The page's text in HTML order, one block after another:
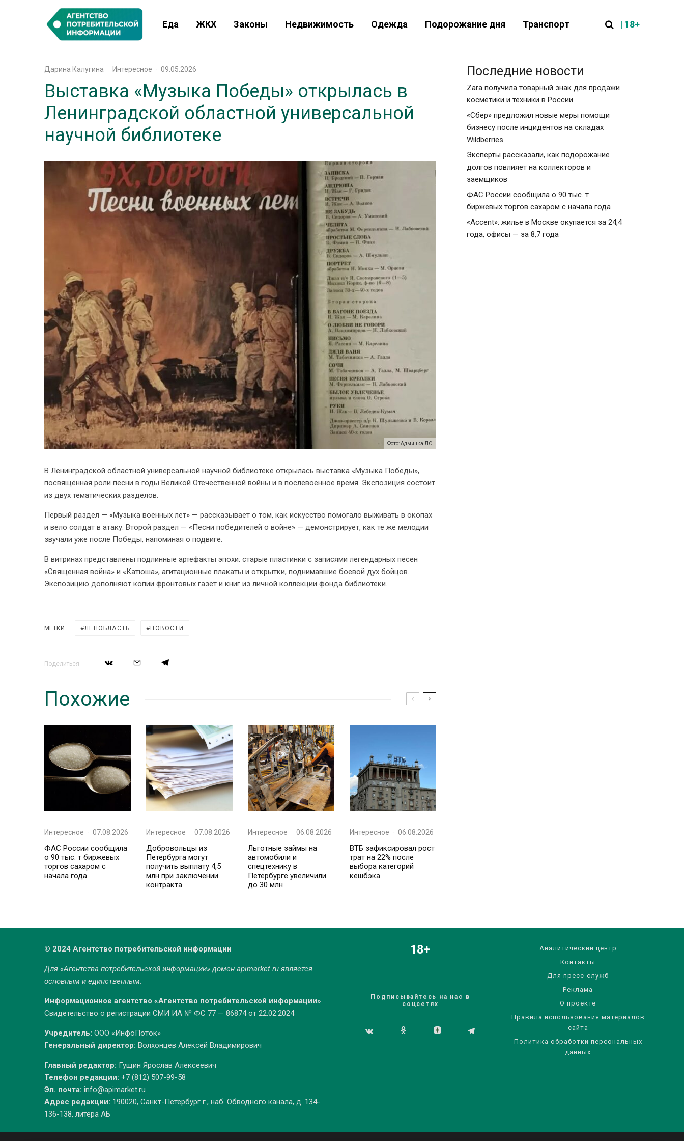
Еда ЖКХ Законы Недвижимость Одежда Подорожание дня Транспорт | 18+
Дарина Калугина · Интересное · 09.05.2026
Выставка «Музыка Победы» открылась в
Ленинградской областной универсальной
научной библиотеке
Фото: Админка ЛО
В Ленинградской областной универсальной научной библиотеке открылась выставка «Музыка Победы»,
посвящённая роли песни в годы Великой Отечественной войны и в послевоенное время. Экспозиция состоит
из двух тематических разделов.
Первый раздел — «Музыка военных лет» — рассказывает о том, как искусство помогало выживать в окопах
и вело солдат в атаку. Второй раздел — «Песни победителей о войне» — демонстрирует, как те же мелодии
звучали уже после Победы, напоминая о подвиге.
В витринах представлены подлинные артефакты эпохи: старые пластинки с записями легендарных песен
«Священная война» и «Катюша», агитационные плакаты и открытки, поднимавшие боевой дух бойцов.
Экспозицию дополняют копии фронтовых газет и книг из личной коллекции фонда библиотеки.
МЕТКИ ЛЕНОБЛАСТЬ НОВОСТИ
Поделиться
Похожие
Интересное · 07.08.2026
ФАС России сообщила
о 90 тыс. т биржевых
торгов сахаром с
начала года
Интересное · 07.08.2026
Добровольцы из
Петербурга могут
получить выплату 4,5
млн при заключении
контракта
Интересное · 06.08.2026
Льготные займы на
автомобили и
спецтехнику в
Петербурге увеличили
до 30 млн
Интересное · 06.08.2026
ВТБ зафиксировал рост
трат на 22% после
выбора категорий
кешбэка
Последние новости
Zara получила товарный знак для продажи
косметики и техники в России
«Сбер» предложил новые меры помощи
бизнесу после инцидентов на складах
Wildberries
Эксперты рассказали, как подорожание
долгов повлияет на коллекторов и
заемщиков
ФАС России сообщила о 90 тыс. т
биржевых торгов сахаром с начала года
«Accent»: жилье в Москве окупается за 24,4
года, офисы — за 8,7 года
© 2024 Агентство потребительской информации
Для «Агентства потребительской информации» домен apimarket.ruявляется
основным и единственным.
Информационное агентство «Агентство потребительской информации»
Свидетельство о регистрации СМИ ИА № ФС 77 — 86874 от 22.02.2024
Учредитель: ООО «ИнфоПоток»
Генеральный директор: Волхонцев Алексей Владимирович
Главный редактор: Гущин Ярослав Алексеевич
Телефон редакции: +7 (812) 507-99-58
Эл. почта: info@apimarket.ru
Адрес редакции: 190020, Санкт-Петербург г., наб. Обводного канала, д. 134-
136-138, литера АБ
18+
Подписывайтесь на нас в
соцсетях
Аналитический центр
Контакты
Для пресс-служб
Реклама
О проекте
Правила использования материалов
сайта
Политика обработки персональных
данных